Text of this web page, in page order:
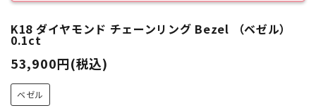
K18 ダイヤモンド チェーンリング Bezel （ベゼル）
0.1ct
53,900円(税込)
ベゼル